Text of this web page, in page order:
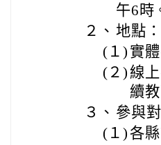
午6時
２、 地點：
(１) 實
(２)線
續
３、 參與
(１)各